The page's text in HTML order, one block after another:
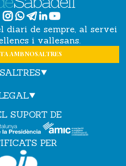
diari de sempre, al servei
i vallesans.
AMB NOSALTRES
SUPORT DE
PER